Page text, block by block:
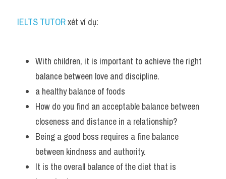
IELTS TUTOR xét ví dụ:
With children, it is important to achieve the right
balance between love and discipline.
a healthy balance of foods
How do you find an acceptable balance between
closeness and distance in a relationship?
Being a good boss requires a fine balance
between kindness and authority.
It is the overall balance of the diet that is